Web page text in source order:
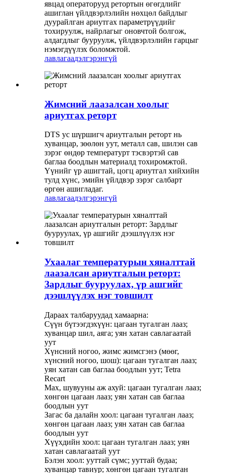
явцад операторууд ретортын өгөгдлийг
ашиглан үйлдвэрлэлийн нөхцөл байдлыг
дуурайлган ариутгах параметрүүдийг
тохируулж, найрлагыг оновчтой болгож,
алдагдлыг бууруулж, үйлдвэрлэлийн гарцыг
нэмэгдүүлэх боломжтой.
лавлагаадэлгэрэнгүй
Жимсний лаазалсан хоолыг
ариутгах реторт
DTS ус шүршигч ариутгалын реторт нь
хуванцар, зөөлөн уут, металл сав, шилэн сав
зэрэг өндөр температурт тэсвэртэй сав
баглаа боодлын материалд тохиромжтой.
Үүнийг үр ашигтай, цогц ариутгал хийхийн
тулд хүнс, эмийн үйлдвэр зэрэг салбарт
өргөн ашигладаг.
лавлагаадэлгэрэнгүй
Ухаалаг температурын хяналттай
лаазалсан ариутгалын реторт:
Зардлыг бууруулах, үр ашгийг
дээшлүүлэх нэг товшилт
Дараах талбаруудад хамаарна:
Сүүн бүтээгдэхүүн: цагаан тугалган лааз;
хуванцар шил, аяга; уян хатан савлагаатай
уут
Хүнсний ногоо, жимс жимсгэнэ (мөөг,
хүнсний ногоо, шош): цагаан тугалган лааз;
уян хатан сав баглаа боодлын уут; Tetra
Recart
Мах, шувууны аж ахуй: цагаан тугалган лааз;
хөнгөн цагаан лааз; уян хатан сав баглаа
боодлын уут
Загас ба далайн хоол: цагаан тугалган лааз;
хөнгөн цагаан лааз; уян хатан сав баглаа
боодлын уут
Хүүхдийн хоол: цагаан тугалган лааз; уян
хатан савлагаатай уут
Бэлэн хоол: ууттай сүмс; ууттай будаа;
хуванцар тавиур; хөнгөн цагаан тугалган